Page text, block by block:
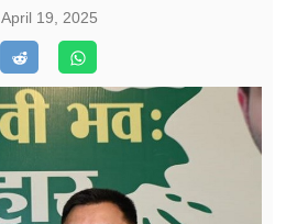
April 19, 2025